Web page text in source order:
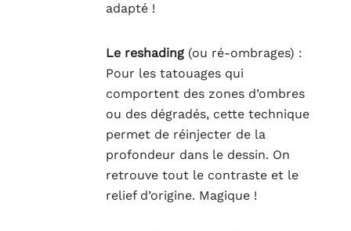
adapté !
Le reshading(ou ré-ombrages) :
Pour les tatouages qui
comportent des zones d’ombres
ou des dégradés, cette technique
permet de réinjecter de la
profondeur dans le dessin. On
retrouve tout le contraste et le
relief d’origine. Magique !